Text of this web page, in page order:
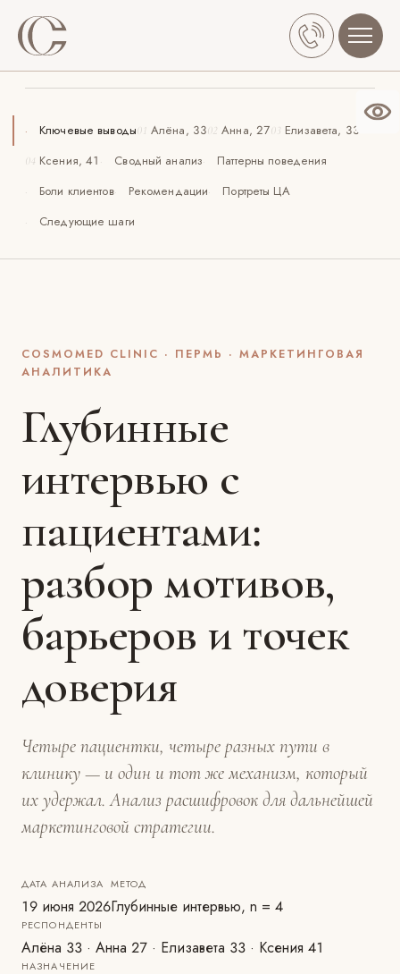
УСЛУГИ
О НАС
COSMOMED CLINIC · ПЕРМЬ
Анализ глубинных интервью
· Ключевые выводы01 Алёна, 3302 Анна, 2703 Елизавета, 33
04 Ксения, 41 · Сводный анализ· Паттерны поведения
· Боли клиентов· Рекомендации· Портреты ЦА
· Следующие шаги
COSMOMED CLINIC · ПЕРМЬ · МАРКЕТИНГОВАЯ
АНАЛИТИКА
Глубинные
интервью с
пациентами:
разбор мотивов,
барьеров и точек
доверия
Четыре пациентки, четыре разных пути в
клинику — и один и тот же механизм, который
их удержал. Анализ расшифровок для дальнейшей
маркетинговой стратегии.
ДАТА АНАЛИЗА
19 июня 2026
МЕТОД
Глубинные интервью, n = 4
РЕСПОНДЕНТЫ
Алёна 33 · Анна 27 · Елизавета 33 · Ксения 41
НАЗНАЧЕНИЕ